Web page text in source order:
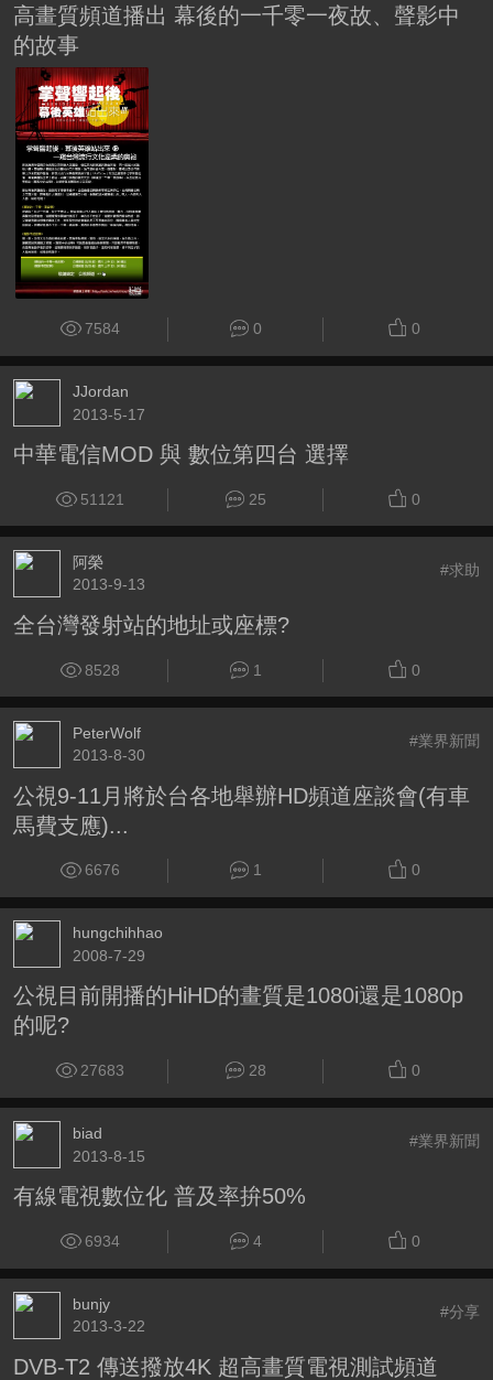
高畫質頻道播出 幕後的一千零一夜故、聲影中
的故事
7584 0 0
JJordan
2013-5-17
中華電信MOD 與 數位第四台 選擇
51121 25 0
阿榮
2013-9-13
#求助
全台灣發射站的地址或座標?
8528 1 0
PeterWolf
2013-8-30
#業界新聞
公視9-11月將於台各地舉辦HD頻道座談會(有車
馬費支應)...
6676 1 0
hungchihhao
2008-7-29
公視目前開播的HiHD的畫質是1080i還是1080p
的呢?
27683 28 0
biad
2013-8-15
#業界新聞
有線電視數位化 普及率拚50%
6934 4 0
bunjy
2013-3-22
#分享
DVB-T2 傳送撥放4K 超高畫質電視測試頻道